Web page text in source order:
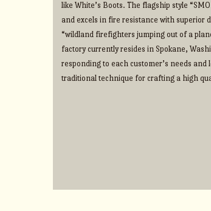
like White’s Boots. The flagship style
and excels in fire resistance with superior
“wildland firefighters jumping out of a
factory currently resides in Spokane,
responding to each customer’s needs
traditional technique for crafting a high